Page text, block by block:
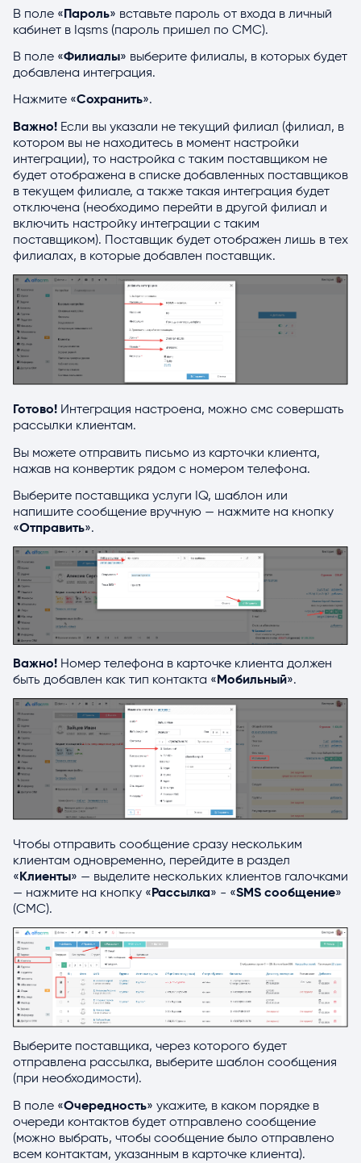
В поле «Пароль» вставьте пароль от входа в личный
кабинет в Iqsms (пароль пришел по СМС).
В поле «Филиалы» выберите филиалы, в которых будет
добавлена интеграция.
Нажмите «Сохранить».
Важно! Если вы указали не текущий филиал (филиал, в
котором вы не находитесь в момент настройки
интеграции), то настройка с таким поставщиком не
будет отображена в списке добавленных поставщиков
в текущем филиале, а также такая интеграция будет
отключена (необходимо перейти в другой филиал и
включить настройку интеграции с таким
поставщиком). Поставщик будет отображен лишь в тех
филиалах, в которые добавлен поставщик.
Готово! Интеграция настроена, можно смс совершать
рассылки клиентам.
Вы можете отправить письмо из карточки клиента,
нажав на конвертик рядом с номером телефона.
Выберите поставщика услуги IQ, шаблон или
напишите сообщение вручную — нажмите на кнопку
«Отправить».
Важно! Номер телефона в карточке клиента должен
быть добавлен как тип контакта « Мобильный».
Чтобы отправить сообщение сразу нескольким
клиентам одновременно, перейдите в раздел
« Клиенты» — выделите нескольких клиентов галочками
— нажмите на кнопку « Рассылка» - «SMS сообщение»
(СМС).
Выберите поставщика, через которого будет
отправлена рассылка, выберите шаблон сообщения
(при необходимости).
В поле «Очередность» укажите, в каком порядке в
очереди контактов будет отправлено сообщение
(можно выбрать, чтобы сообщение было отправлено
всем контактам, указанным в карточке клиента).